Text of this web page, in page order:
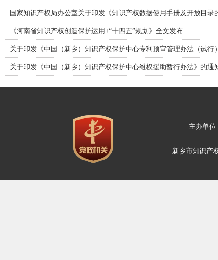
国家知识产权局办公室关于印发《知识产权数据使用手册及开放目录
《河南省知识产权创造保护运用+“十四五”规划》全文发布
关于印发《中国（新乡）知识产权保护中心专利预审管理办法（试行
关于印发《中国（新乡）知识产权保护中心维权援助暂行办法》的通
主办单
新乡市知识产